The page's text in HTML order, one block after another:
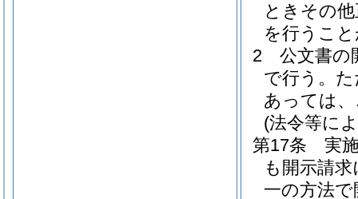
ときその
を行うこ
2
公文書の
で行う。
あっては
(法令等に
第17条
実
も開示請
一の方法